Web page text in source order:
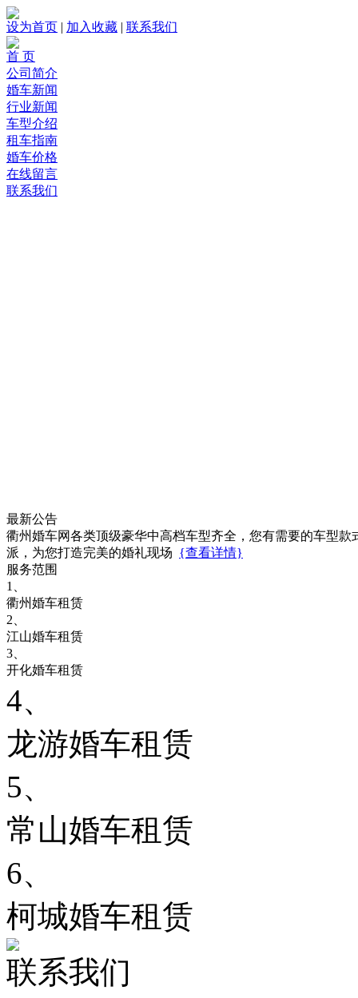
设为首页 | 加入收藏 | 联系我们
首 页
公司简介
婚车新闻
行业新闻
车型介绍
租车指南
婚车价格
在线留言
联系我们
最新公告
衢州婚车网各类顶级豪华中高档车型齐全，您有需要的车型
派，为您打造完美的婚礼现场 {查看详情}
服务范围
1、
衢州婚车租赁
2、
江山婚车租赁
3、
开化婚车租赁
4、
龙游婚车租赁
5、
常山婚车租赁
6、
柯城婚车租赁
联系我们